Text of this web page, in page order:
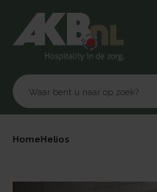
Home Helios